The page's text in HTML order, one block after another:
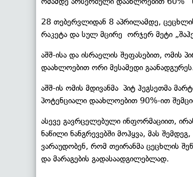
28 თებერვლიდან 8 აპრილამდე,
რაკეტა და სულ მცირე ორჯერ მეტი
აშშ-ისა და ისრაელის შეფასებით, ომის
დაახლოებით ორი მესამედი
აშშ-ის ომის მდივანმა პიტ ჰეგსეთმა
პოტენციალი დაახლოებით 90%-ით
ასევე გავრცელებული ინფორმაციით,
ნაწილი ნანგრევებში მოჰყვა, მას
ვარაუდობენ, რომ თეირანმა ცეცხლის
და მარაგების გადასაადგილებლად.